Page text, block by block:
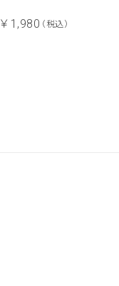
￥1,980（税込）